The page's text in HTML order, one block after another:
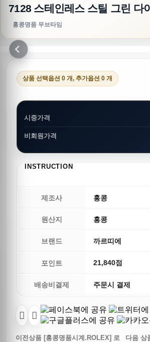
7128 스테인레스 스틸 그린 다
홍콩명품 무브타임
이전
상품 선택옵션 0 개, 추가옵션 0 개
시중가격
비회원가격
INSTRUCTION
제조사 홍콩
원산지 홍콩
브랜드 까르띠에
포인트 21,840점
배송비결제 주문시 결제
이전상품 [홍콩명품시계.ROLEX] 로
다음 상